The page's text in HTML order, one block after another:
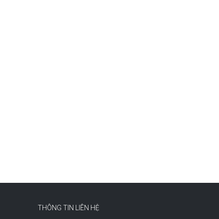
THÔNG TIN LIÊN HỆ